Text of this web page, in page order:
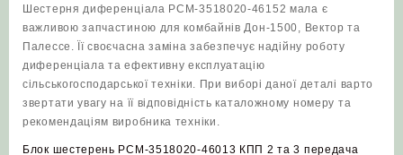
Шестерня диференціала РСМ-3518020-46152 мала є
важливою запчастиною для комбайнів Дон-1500, Вектор та
Палессе. Її своєчасна заміна забезпечує надійну роботу
диференціала та ефективну експлуатацію
сільськогосподарської техніки. При виборі даної деталі варто
звертати увагу на її відповідність каталожному номеру та
рекомендаціям виробника техніки.
Блок шестерень РСМ-3518020-46013 КПП 2 та 3 передача